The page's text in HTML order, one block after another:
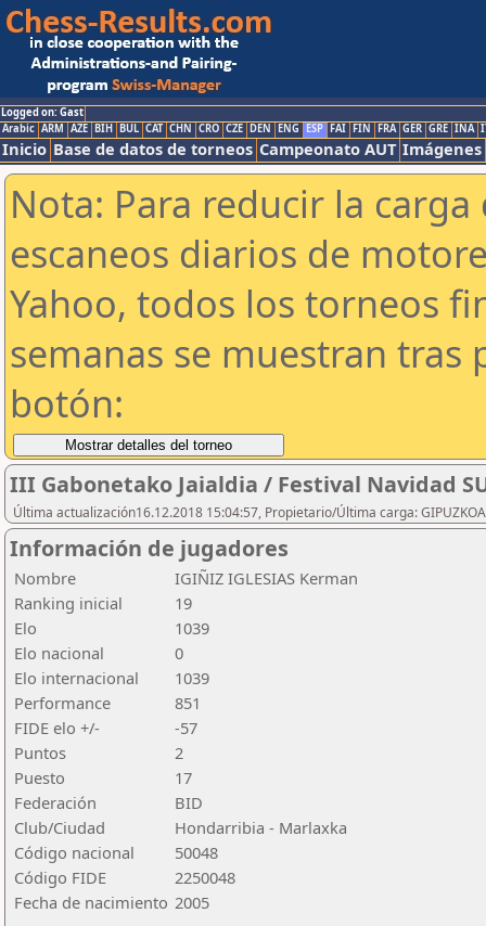
Logged on: Gast
Arabic ARM AZE BIH BUL CAT CHN CRO CZE DEN ENG ESP FAI FIN FRA GER GRE INA
Inicio Base de datos de torneos Campeonato AUT Imágenes
Nota: Para reducir la
escaneos diarios de
Yahoo, todos los torneos
semanas se muestran tras
botón:
III Gabonetako Jaialdia / Festival Navidad
Última actualización16.12.2018 15:04:57, Propietario/Última carga:
Información de jugadores
Nombre
IGIÑIZ IGLESIAS Kerman
Ranking inicial
19
Elo
1039
Elo nacional
0
Elo internacional
1039
Performance
851
FIDE elo +/-
-57
Puntos
2
Puesto
17
Federación
BID
Club/Ciudad
Hondarribia - Marlaxka
Código nacional
50048
Código FIDE
2250048
Fecha de nacimiento 2005